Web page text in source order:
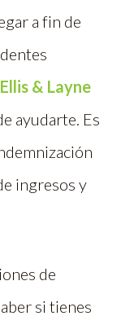
a fin de
& Layne
ayudarte. Es
ingresos y
de
si tienes